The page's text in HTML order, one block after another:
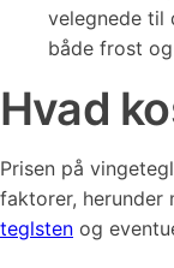
velegnede til
både frost
Hvad
Prisen på
faktorer, herunder
teglsten og